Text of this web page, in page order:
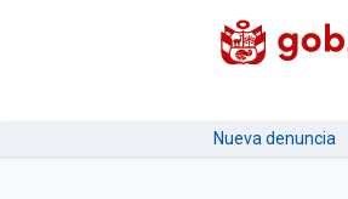
Nueva denuncia